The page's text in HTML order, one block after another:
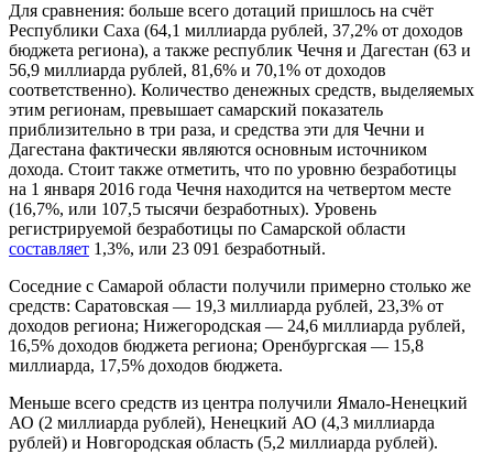
Для сравнения: больше всего дотаций пришлось на счёт
Республики Саха (64,1 миллиарда рублей, 37,2% от доходов
бюджета региона), а также республик Чечня и Дагестан (63 и
56,9 миллиарда рублей, 81,6% и 70,1% от доходов
соответственно). Количество денежных средств, выделяемых
этим регионам, превышает самарский показатель
приблизительно в три раза, и средства эти для Чечни и
Дагестана фактически являются основным источником
дохода. Стоит также отметить, что по уровню безработицы
на 1 января 2016 года Чечня находится на четвертом месте
(16,7%, или 107,5 тысячи безработных). Уровень
регистрируемой безработицы по Самарской области
составляет 1,3%, или 23 091 безработный.
Соседние с Самарой области получили примерно столько же
средств: Саратовская — 19,3 миллиарда рублей, 23,3% от
доходов региона; Нижегородская — 24,6 миллиарда рублей,
16,5% доходов бюджета региона; Оренбургская — 15,8
миллиарда, 17,5% доходов бюджета.
Меньше всего средств из центра получили Ямало-Ненецкий
АО (2 миллиарда рублей), Ненецкий АО (4,3 миллиарда
рублей) и Новгородская область (5,2 миллиарда рублей).